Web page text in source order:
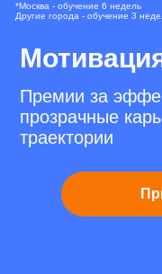
*Москва - обучение 6 недель
Другие города - обучение 3
Премии за
прозрачные
траектории